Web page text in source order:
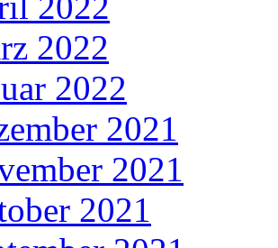
2022
2022
2021
2021
2021